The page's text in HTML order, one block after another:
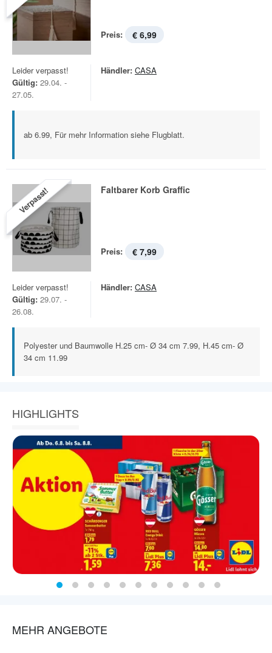
Preis: € 6,99
Leider verpasst!
Gültig: 29.04. -
27.05.
Händler: CASA
ab 6.99, Für mehr Information siehe Flugblatt.
Verpasst! Faltbarer Korb Graffic
Preis: € 7,99
Leider verpasst!
Gültig: 29.07. -
26.08.
Händler: CASA
Polyester und Baumwolle H.25 cm- Ø 34 cm 7.99, H.45 cm- Ø
34 cm 11.99
HIGHLIGHTS
MEHR ANGEBOTE